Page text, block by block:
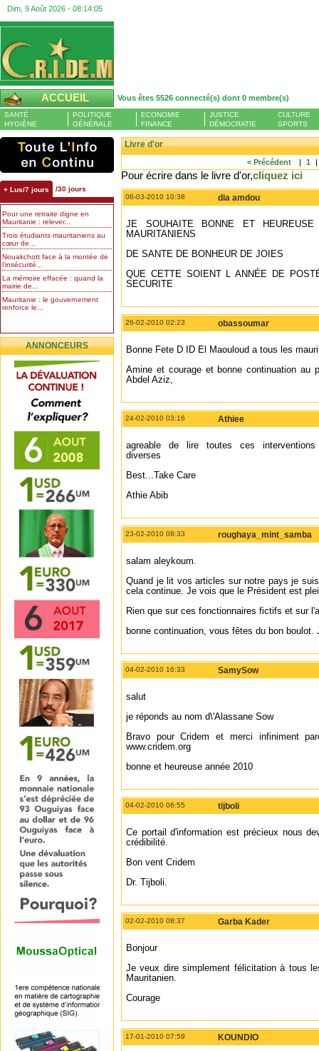
Dim, 9 Août 2026 - 08:14:05
ACCUEIL Vous êtes 5526 connecté(s) dont 0 membre(s)
SANTÉ
HYGIÈNE
POLITIQUE
GÉNÉRALE
ECONOMIE
FINANCE
JUSTICE
DÉMOCRATIE
CULTURE
SPORTS
+ Lus/7 jours /30 jours
Pour une retraite digne en
Mauritanie : relever...
Trois étudiants mauritaniens au
cœur de...
Nouakchott face à la montée de
l’insécurité...
La mémoire effacée : quand la
mairie de...
Mauritanie : le gouvernement
renforce le...
ANNONCEURS
Livre d'or
< Précédent | 1
Pour écrire dans le livre d'or,cliquez ici
06-03-2010 10:38 dia amdou
JE SOUHAITE BONNE ET
MAURITANIENS
DE SANTE DE BONHEUR DE JOIES
QUE CETTE SOIENT L ANNÉE DE
SECURITE
26-02-2010 02:23 obassoumar
Bonne Fete D ID El Maouloud a tous les
Amine et courage et bonne continuation au
Abdel Aziz,
24-02-2010 03:16 Athiee
agreable de lire toutes ces interventions
diverses
Best...Take Care
Athie Abib
23-02-2010 08:33 roughaya_mint_samba
salam aleykoum.
Quand je lit vos articles sur notre pays je
cela continue. Je vois que le Président est
Rien que sur ces fonctionnaires fictifs et sur
bonne continuation, vous fêtes du bon
04-02-2010 16:33 SamySow
salut
je réponds au nom d\'Alassane Sow
Bravo pour Cridem et merci infiniment
www.cridem.org
bonne et heureuse année 2010
04-02-2010 06:55 tijboli
Ce portail d'information est précieux nous
crédibilité.
Bon vent Cridem
Dr. Tijboli.
02-02-2010 08:37 Garba Kader
Bonjour
Je veux dire simplement félicitation à tous
Mauritanien.
Courage
17-01-2010 07:59 KOUNDIO